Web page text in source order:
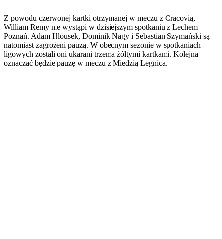
Z powodu czerwonej kartki otrzymanej w meczu z Cracovią,
William Remy nie wystąpi w dzisiejszym spotkaniu z Lechem
Poznań. Adam Hlousek, Dominik Nagy i Sebastian Szymański są
natomiast zagrożeni pauzą. W obecnym sezonie w spotkaniach
ligowych zostali oni ukarani trzema żółtymi kartkami. Kolejna
oznaczać będzie pauzę w meczu z Miedzią Legnica.